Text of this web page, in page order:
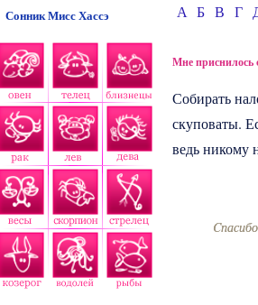
Сонник Мисс Хассэ А Б В Г
Мне приснилось
Собирать
скуповаты.
ведь никому